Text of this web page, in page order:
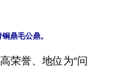
荣誉、地位为“问